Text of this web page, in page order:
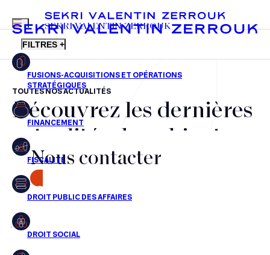
FR EN
MENU
SEKRI VALENTIN ZERROUK
FILTRES +
Fusions-acquisitions et opérations stratégiques
Financement
Fiscalité
Droit public des affaires
Droit social
TOUTES NOS ACTUALITÉS
Découvrez les dernières
actualités du cabinet,
nos récompenses et nos
transactions, jour après
jour
Nous contacter